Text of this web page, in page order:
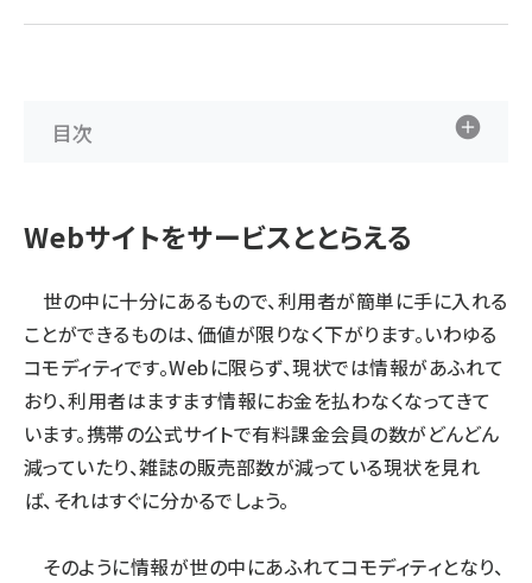
目次
Webサイトをサービスととらえる
世の中に十分にあるもので、利用者が簡単に手に入れる
ことができるものは、価値が限りなく下がります。いわゆる
コモディティです。Webに限らず、現状では情報があふれて
おり、利用者はますます情報にお金を払わなくなってきて
います。携帯の公式サイトで有料課金会員の数がどんどん
減っていたり、雑誌の販売部数が減っている現状を見れ
ば、それはすぐに分かるでしょう。
そのように情報が世の中にあふれてコモディティとなり、